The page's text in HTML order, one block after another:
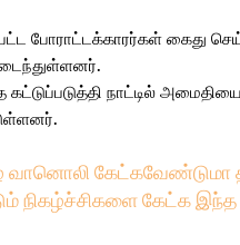
போராட்டக்காரர்கள் கைது
நாட்டில் அமைதியை
வானொலி கேட்கவேண்டுமா
நிகழ்ச்சிகளை கேட்க